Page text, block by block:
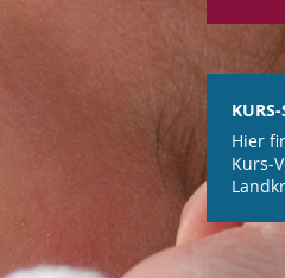
Hier
Kurs-